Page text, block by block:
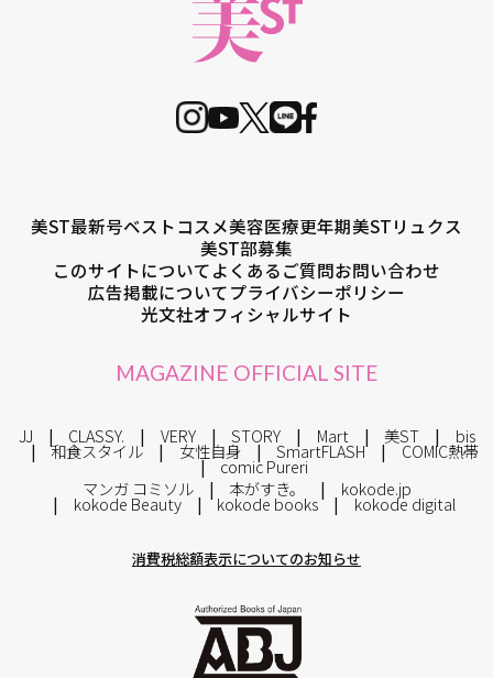
美ST最新号ベストコスメ美容医療更年期美STリュクス
美ST部募集
このサイトについてよくあるご質問お問い合わせ
広告掲載についてプライバシーポリシー
光文社オフィシャルサイト
MAGAZINE OFFICIAL SITE
JJ CLASSY. VERY STORY Mart 美ST bis
和食スタイル 女性自身 SmartFLASH COMIC熱帯
comic Pureri
マンガ コミソル
本がすき。 kokode.jp
kokode Beauty kokode books kokode digital
消費税総額表示についてのお知らせ